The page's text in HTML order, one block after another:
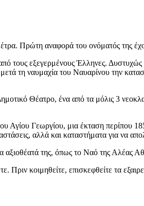
Πρώτη αναφορά του ονόματός της
τους εξεγερμένους Έλληνες.
τη ναυμαχία του Ναυαρίνου την
Θέατρο, ένα από τα μόλις 3
Αγίου Γεωργίου, μια έκταση περίπου
αλλά και καταστήματα για να
της, όπως το Ναό της Αλέας
κοιμηθείτε, επισκεφθείτε τα